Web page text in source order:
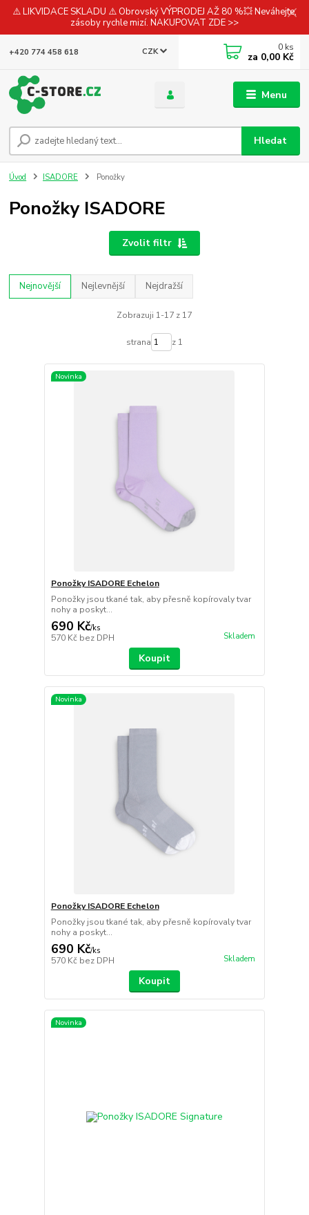
⚠️ LIKVIDACE SKLADU ⚠️ Obrovský VÝPRODEJ AŽ 80 %💥 Neváhejte,
zásoby rychle mizí. NAKUPOVAT ZDE >>
Menu
CZK
Hledat
+420 774 458 618 0 ks
za 0,00 Kč
Úvod ISADORE Ponožky
Ponožky ISADORE
Zvolit filtr
Nejnovější Nejlevnější Nejdražší
Zobrazuji 1-17 z 17
strana z 1
Novinka
Ponožky ISADORE Echelon
Ponožky jsou tkané tak, aby přesně kopírovaly tvar
nohy a poskyt...
690 Kč/ks
570 Kč bez DPH Skladem
Koupit
Novinka
Ponožky ISADORE Echelon
Ponožky jsou tkané tak, aby přesně kopírovaly tvar
nohy a poskyt...
690 Kč/ks
570 Kč bez DPH Skladem
Koupit
Novinka